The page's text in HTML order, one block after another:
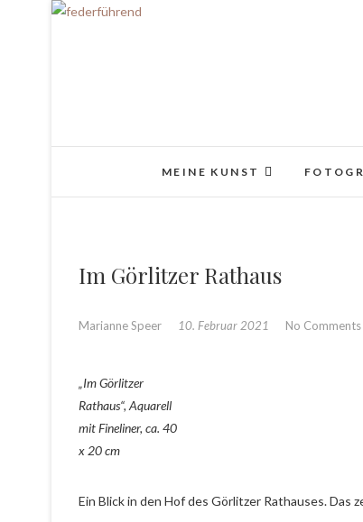
MEINE KUNST
Im Görlitzer Rathaus
Marianne Speer 10. Februar 2021 No Comments
„Im Görlitzer
Rathaus“, Aquarell
mit Fineliner, ca. 40
x 20 cm
Ein Blick in den Hof des Görlitzer Rathauses.